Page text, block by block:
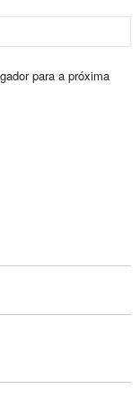
para a próxima